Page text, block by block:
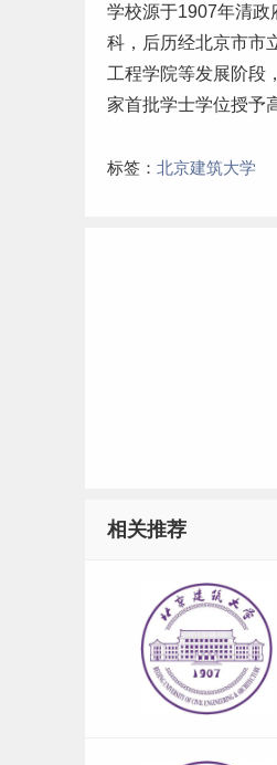
学校源于1907年清政
科，后历经北京市市
工程学院等发展阶段
家首批学士学位授予
标签： 北京建筑大学
相关推荐